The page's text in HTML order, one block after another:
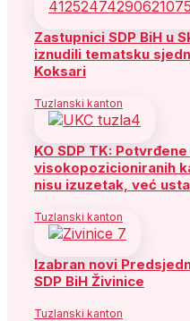
Zastupnici SDP BiH u
iznudili tematsku
Koksari
Tuzlanski kanton
KO SDP TK:
visokopozicioniranih
nisu izuzetak, već
Tuzlanski kanton
Izabran novi
SDP BiH Živinice
Tuzlanski kanton